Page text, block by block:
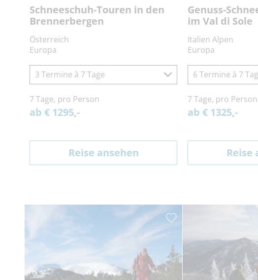
Schneeschuh-Touren in den
Brennerbergen
Österreich
Europa
3 Termine à 7 Tage
7 Tage, pro Person
ab € 1295,-
Reise ansehen
Genuss-
im Val di Sole
Italien Alpen
Europa
6 Termine à 7
7 Tage, pro Person
ab € 1325,-
Reise